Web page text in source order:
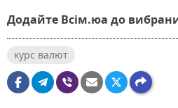
Додайте Всім.юа до
курс валют